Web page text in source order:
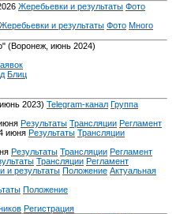
Жеребьевки и результаты Фото
Жеребьевки и результаты Фото Много
(Воронеж, июнь 2024)
Блиц
2023) Telegram-канал Группа
Результаты Трансляции Регламент
июня Результаты Трансляции
Результаты Трансляции Регламент
Трансляции Регламент
и результаты Положение Актуальная
Положение
Регистрация